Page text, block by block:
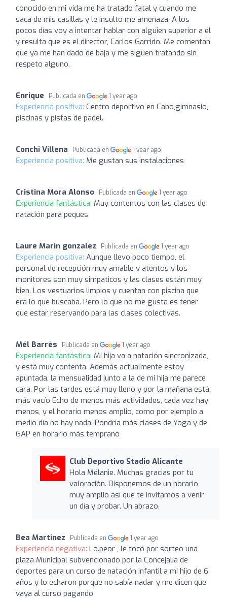
conocido en mi vida me ha tratado fatal y cuando me
saca de mis casillas y le insulto me amenaza. A los
pocos días voy a intentar hablar con alguien superior a él
y resulta que es el director, Carlos Garrido. Me comentan
que ya me han dado de baja y me siguen tratando sin
respeto alguno.
Enrique Publicada en 1 year ago
Experiencia positiva: Centro deportivo en Cabo,gimnasio,
piscinas y pistas de padel.
Conchi Villena Publicada en 1 year ago
Experiencia positiva: Me gustan sus instalaciones
Cristina Mora Alonso Publicada en 1 year ago
Experiencia fantástica: Muy contentos con las clases de
natación para peques
Laure Marin gonzalez Publicada en 1 year ago
Experiencia positiva: Aunque llevo poco tiempo, el
personal de recepción muy amable y atentos y los
monitores son muy simpaticos y las clases están muy
bien. Los vestuarios limpios y cuentan con piscina que
era lo que buscaba. Pero lo que no me gusta es tener
que estar reservando para las clases colectivas.
Mél Barrès Publicada en 1 year ago
Experiencia fantástica: Mi hija va a natación sincronizada,
y está muy contenta. Además actualmente estoy
apuntada, la mensualidad junto a la de mi hija me parece
cara. Por las tardes está muy lleno y por la mañana está
más vacío Echo de menos más actividades, cada vez hay
menos, y el horario menos amplio, como por ejemplo a
medio día no hay nada. Pondría más clases de Yoga y de
GAP en horario más temprano
Club Deportivo Stadio Alicante
Hola Mélanie. Muchas gracias por tu
valoración. Disponemos de un horario
muy amplio así que te invitamos a venir
un día y probar. Un abrazo.
Bea Martinez Publicada en 1 year ago
Experiencia negativa: Lo.peor , le tocó por sorteo una
plaza Municipal subvencionado por la Concejalía de
deportes para un curso de natación infantil a mi hijo de 6
años y lo echaron porque no sabía nadar y me dicen que
vaya al curso pagando